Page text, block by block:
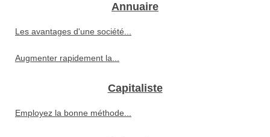
Annuaire
Les avantages d'une société...
Augmenter rapidement la...
Capitaliste
Employez la bonne méthode...